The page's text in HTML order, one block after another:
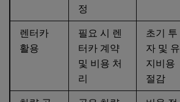
정
렌터카
활용
필요 시 렌
터카 계약
및 비용 처
리
초기 투
자 및 유
지비용
절감